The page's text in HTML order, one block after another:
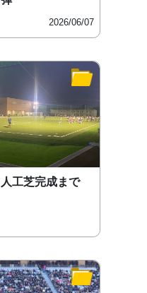
2026/06/07
人工芝完成まで